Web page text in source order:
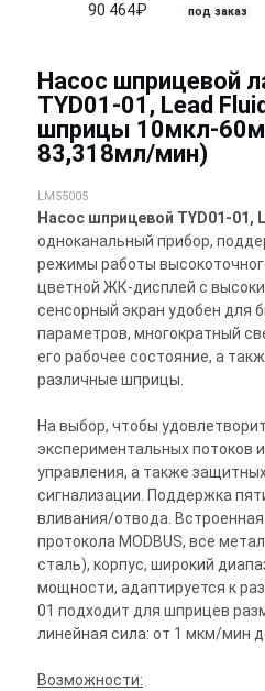
90 464₽ под заказ
Насос шприцевой
TYD01-01, Lead
шприцы 10мкл-
83,318мл/мин)
LM55005
Насос шприцевой TYD01-01,
одноканальный прибор,
режимы работы
цветной ЖК-дисплей с
сенсорный экран удобен для
параметров, многократный
его рабочее состояние, а
различные шприцы.
На выбор, чтобы
экспериментальных потоков
управления, а также
сигнализации. Поддержка
вливания/отвода.
протокола MODBUS, все
сталь), корпус, широкий
мощности, адаптируется к
01 подходит для шприцев
линейная сила: от 1 мкм/мин
Возможности: